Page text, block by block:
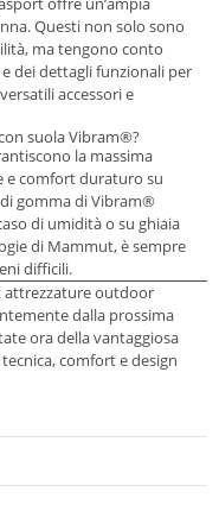
Questi non solo sono
ma tengono conto
dei dettagli funzionali per
accessori e
suola Vibram®?
la massima
e comfort duraturo su
gomma di Vibram®
di umidità o su ghiaia
di Mammut, è sempre
difficili.
attrezzature outdoor
dalla prossima
ora della vantaggiosa
comfort e design